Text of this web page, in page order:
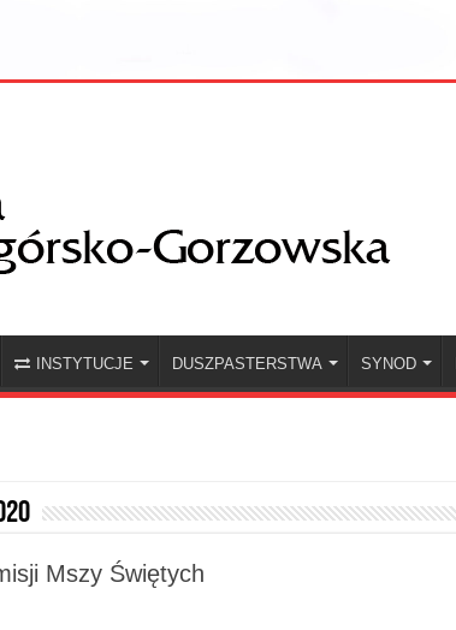
INSTYTUCJE DUSZPASTERSTWA SYNOD
Mszy Świętych